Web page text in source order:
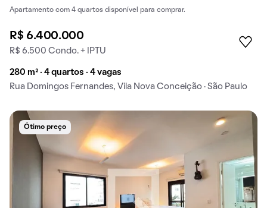
Apartamento com 4 quartos disponível para comprar.
R$ 6.400.000
R$ 6.500 Condo. + IPTU
280 m² · 4 quartos · 4 vagas
Rua Domingos Fernandes, Vila Nova Conceição · São Paulo
Ótimo preço